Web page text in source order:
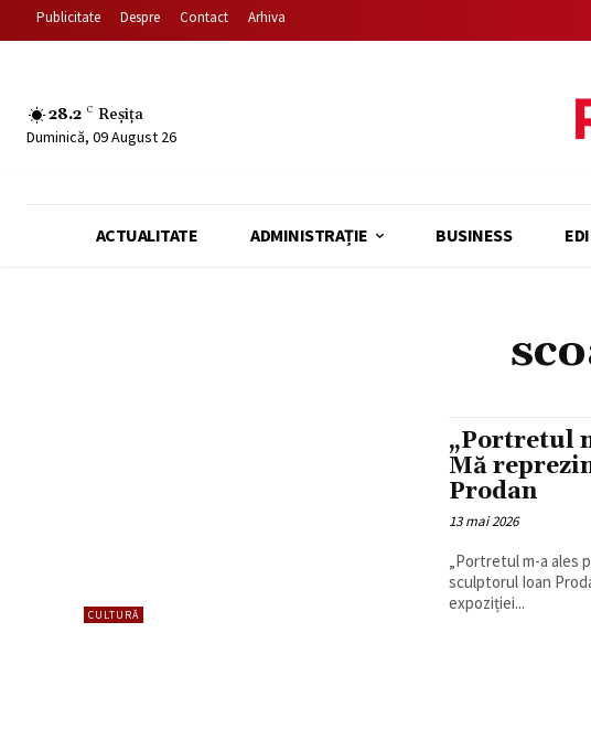
Publicitate Despre Contact Arhiva
28.2 C Reșița
Duminică, 09 August 26
ACTUALITATE ADMINISTRAȚIE BUSINESS
CULTURĂ
„Portretul
Mă
Prodan
13 mai 2026
„Portretul m-a ales
sculptorul Ioan
expoziției...